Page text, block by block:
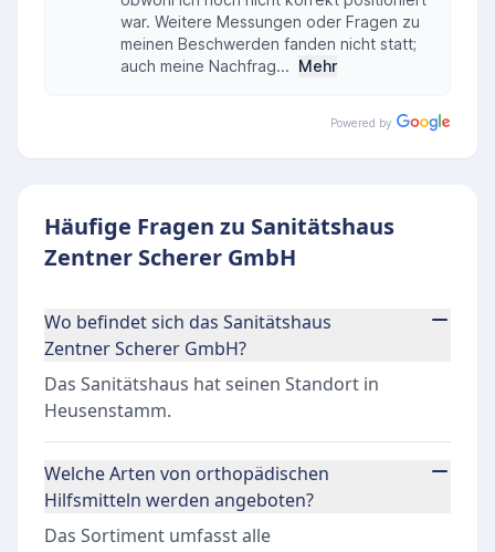
war. Weitere Messungen oder Fragen zu
meinen Beschwerden fanden nicht statt;
auch meine Nachfrag... Mehr
Powered by
Häufige Fragen zu Sanitätshaus
Zentner Scherer GmbH
Wo befindet sich das Sanitätshaus
Zentner Scherer GmbH?
Das Sanitätshaus hat seinen Standort in
Heusenstamm.
Welche Arten von orthopädischen
Hilfsmitteln werden angeboten?
Das Sortiment umfasst alle